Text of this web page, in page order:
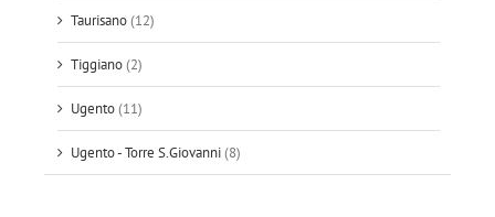
Taurisano(12)
Tiggiano(2)
Ugento(11)
Ugento - Torre S.Giovanni(8)